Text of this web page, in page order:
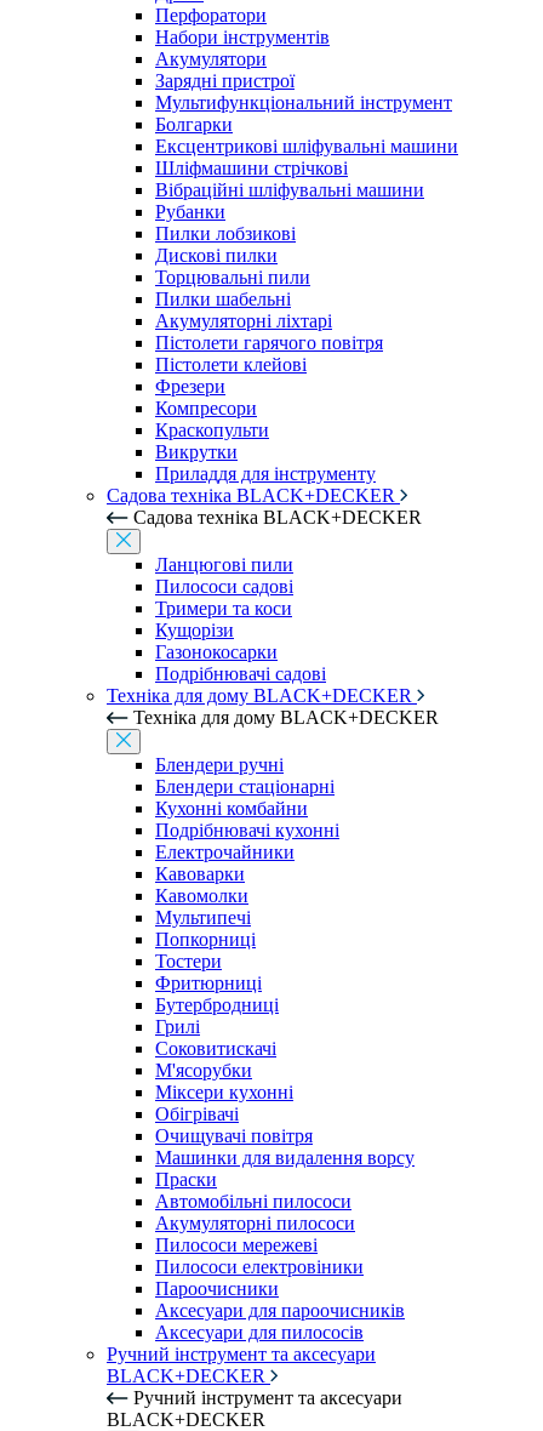
Перфоратори
Набори інструментів
Акумулятори
Зарядні пристрої
Мультифункціональний інструмент
Болгарки
Ексцентрикові шліфувальні машини
Шліфмашини стрічкові
Вібраційні шліфувальні машини
Рубанки
Пилки лобзикові
Дискові пилки
Торцювальні пили
Пилки шабельні
Акумуляторні ліхтарі
Пістолети гарячого повітря
Пістолети клейові
Фрезери
Компресори
Краскопульти
Викрутки
Приладдя для інструменту
Садова техніка BLACK+DECKER
Садова техніка BLACK+DECKER
Ланцюгові пили
Пилососи садові
Тримери та коси
Кущорізи
Газонокосарки
Подрібнювачі садові
Техніка для дому BLACK+DECKER
Техніка для дому BLACK+DECKER
Блендери ручні
Блендери стаціонарні
Кухонні комбайни
Подрібнювачі кухонні
Електрочайники
Кавоварки
Кавомолки
Мультипечі
Попкорниці
Тостери
Фритюрниці
Бутербродниці
Грилі
Соковитискачі
М'ясорубки
Міксери кухонні
Обігрівачі
Очищувачі повітря
Машинки для видалення ворсу
Праски
Автомобільні пилососи
Акумуляторні пилососи
Пилососи мережеві
Пилососи електровіники
Пароочисники
Аксесуари для пароочисників
Аксесуари для пилососів
Ручний інструмент та аксесуари
BLACK+DECKER
Ручний інструмент та аксесуари
BLACK+DECKER